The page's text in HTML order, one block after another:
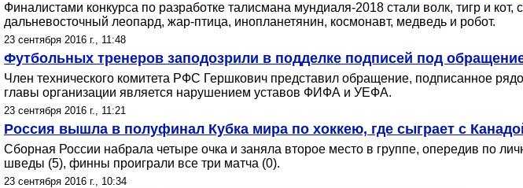
Финалистами конкурса по разработке талисмана мундиаля-2018 стали волк, тигр и
дальневосточный леопард, жар-птица, инопланетянин, космонавт, медведь и робот.
23 сентября 2016 г., 11:48
Футбольных тренеров заподозрили в подделке подписей под
Член технического комитета РФС Гершкович представил обращение, подписанное
главы организации является нарушением уставов ФИФА и УЕФА.
23 сентября 2016 г., 11:21
Россия вышла в полуфинал Кубка мира по хоккею, где сыграет с
Сборная России набрала четыре очка и заняла второе место в группе, опередив по
шведы (5), финны проиграли все три матча (0).
23 сентября 2016 г., 10:34